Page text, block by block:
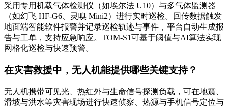
采用专用机载气体检测仪（如埃尔法 U10）与多气体监测器
（如幻飞 HF-G6、灵嗅 Mini2）进行实时巡检。回传数据触发
地面端智能软件报警并记录巡检轨迹与事件，平台自动生成报
告与工单，支持应急响应。TOM-S1可基于阈值与AI算法实现
网格化巡检与快速预警。
在灾害救援中，无人机能提供哪些关键支持？
无人机携带可见光、热红外与生命信号探测负载，可在地震、
滑坡与洪水等灾害现场进行快速侦察、热源与手机信号定位与